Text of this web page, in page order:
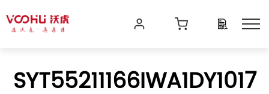
SYT55211166IWA1DY1017